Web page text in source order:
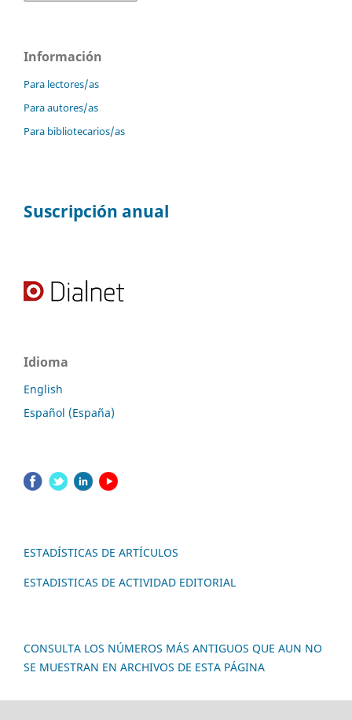
Información
Para lectores/as
Para autores/as
Para bibliotecarios/as
Suscripción anual
Idioma
English
Español (España)
ESTADÍSTICAS DE ARTÍCULOS
ESTADISTICAS DE ACTIVIDAD EDITORIAL
CONSULTA LOS NÚMEROS MÁS ANTIGUOS QUE AUN NO
SE MUESTRAN EN ARCHIVOS DE ESTA PÁGINA